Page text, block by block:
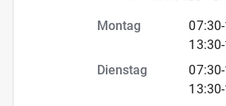
Montag 07:30-
13:30-
Dienstag
07:30-
13:30-